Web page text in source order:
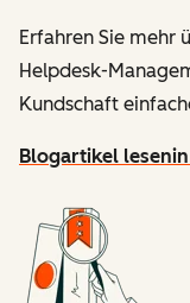
Erfahren Sie mehr
Helpdesk-
Kundschaft
Blogartikel lesen